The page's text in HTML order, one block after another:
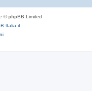
© phpBB Limited
Italia.it